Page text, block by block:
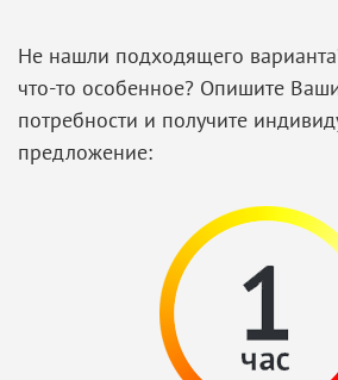
Не нашли подходящего
что-то особенное? Опишите
потребности и получите
предложение: